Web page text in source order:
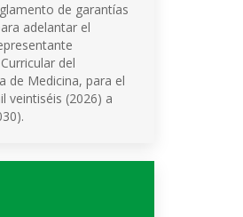
de garantías
adelantar el
del
de Medicina, para el
veintiséis (2026) a